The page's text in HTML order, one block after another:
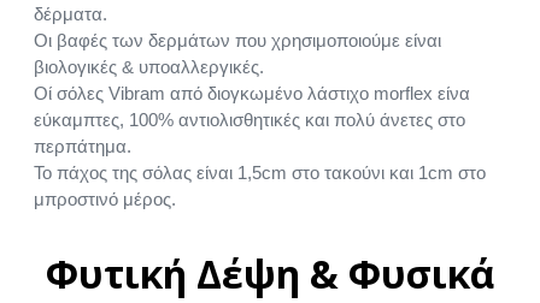
δέρματα.
Οι βαφές των δερμάτων που χρησιμοποιούμε είναι
βιολογικές & υποαλλεργικές.
Οί σόλες Vibram από διογκωμένο λάστιχο morflex είνα
εύκαμπτες, 100% αντιολισθητικές και πολύ άνετες στο
περπάτημα.
Το πάχος της σόλας είναι 1,5cm στο τακούνι και 1cm στο
μπροστινό μέρος.
Φυτική Δέψη & Φυσικά